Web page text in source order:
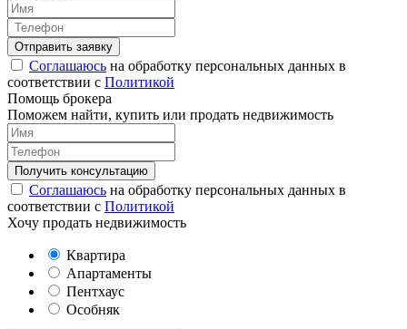
Соглашаюсь на обработку персональных данных в
соответствии с Политикой
Помощь брокера
Поможем найти, купить или продать недвижимость
Соглашаюсь на обработку персональных данных в
соответствии с Политикой
Хочу продать недвижимость
Квартира
Апартаменты
Пентхаус
Особняк